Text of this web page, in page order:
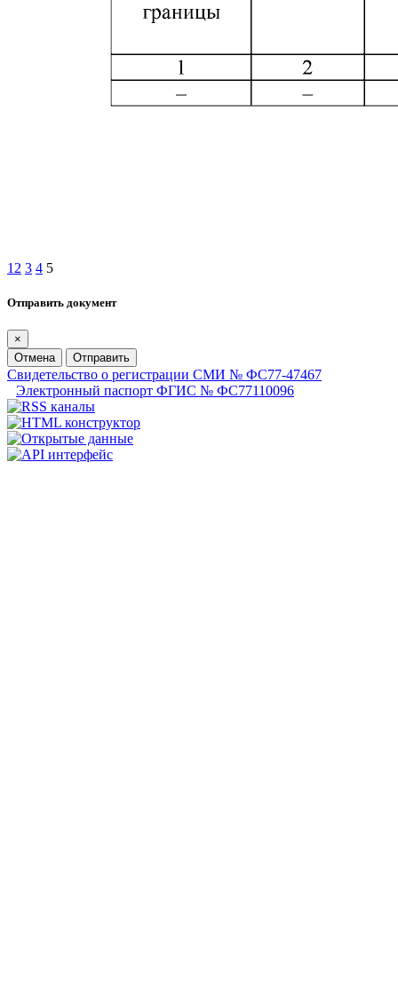
1 2 3 4 5
Отправить документ
×
Отмена
Отправить
Свидетельство о регистрации СМИ № ФС77-47467
Электронный паспорт ФГИС № ФС77110096